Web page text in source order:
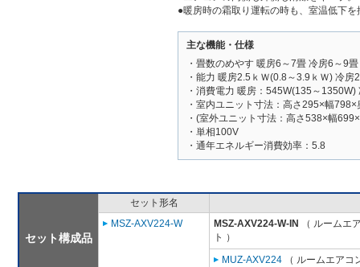
●暖房時の霜取り運転の時も、室温低下
主な機能・仕様
・畳数のめやす 暖房6～7畳 冷房6～9畳
・能力 暖房2.5ｋＷ(0.8～3.9ｋＷ) 冷
・消費電力 暖房：545W(135～
・室内ユニット寸法：高さ295×幅
・(室外ユニット寸法：高さ538×幅
・単相100V
・通年エネルギー消費効率：5.8
セット構成品
セット形名
MSZ-AXV224-W
MSZ-AXV224-W-IN
（ ルームエ
ト ）
MUZ-AXV224 （ ルームエアコ